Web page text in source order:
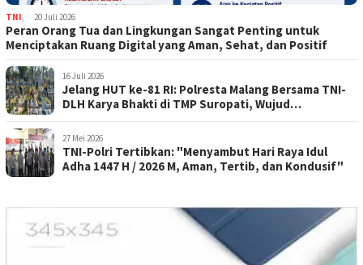
TNI, 20 Juli 2026
Peran Orang Tua dan Lingkungan Sangat Penting untuk
Menciptakan Ruang Digital yang Aman, Sehat, dan Positif
16 Juli 2026
Jelang HUT ke-81 RI: Polresta Malang Bersama TNI-
DLH Karya Bhakti di TMP Suropati, Wujud
27 Mei 2026
TNI-Polri Tertibkan: "Menyambut Hari Raya Idul
Adha 1447 H / 2026 M, Aman, Tertib, dan Kondusif"